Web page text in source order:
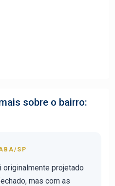
sobre o bairro:
SP
originalmente projetado
mas com as